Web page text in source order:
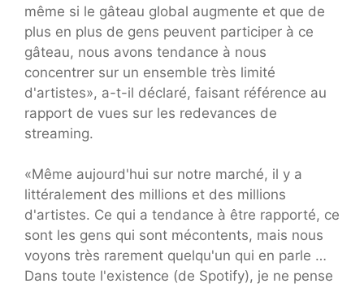
même si le gâteau global augmente et que de
plus en plus de gens peuvent participer à ce
gâteau, nous avons tendance à nous
concentrer sur un ensemble très limité
d'artistes», a-t-il déclaré, faisant référence au
rapport de vues sur les redevances de
streaming.
«Même aujourd'hui sur notre marché, il y a
littéralement des millions et des millions
d'artistes. Ce qui a tendance à être rapporté, ce
sont les gens qui sont mécontents, mais nous
voyons très rarement quelqu'un qui en parle …
Dans toute l'existence (de Spotify), je ne pense